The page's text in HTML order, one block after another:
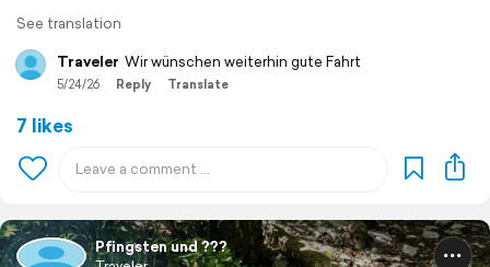
See translation
Traveler Wir wünschen weiterhin gute Fahrt
5/24/26 Reply Translate
7 likes
Pfingsten und ???